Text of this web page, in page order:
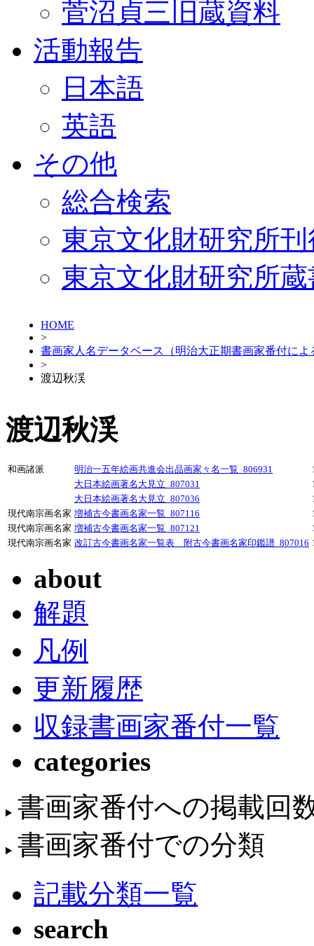
菅沼貞三旧蔵資料
活動報告
日本語
英語
その他
総合検索
東京文化財研究所
東京文化財研究所
HOME
>
書画家人名データベース（明治大正期書画家番付によ
>
渡辺秋渓
渡辺秋渓
和画諸派 明治一五年絵画共進会出品画家々名一覧_806931
大日本絵画著名大見立_807031
大日本絵画著名大見立_807036
現代南宗画名家 増補古今書画名家一覧_807116
現代南宗画名家 増補古今書画名家一覧_807121
現代南宗画名家 改訂古今書画名家一覧表 附古今書画名家印鑑譜_807016
about
解題
凡例
更新履歴
収録書画家番付一覧
categories
書画家番付への掲載回
書画家番付での分類
記載分類一覧
search